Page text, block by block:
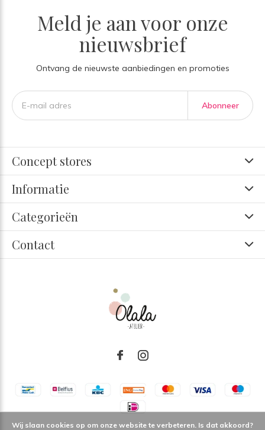
Meld je aan voor onze
nieuwsbrief
Ontvang de nieuwste aanbiedingen en promoties
Abonneer
Concept stores
Informatie
Categorieën
Contact
Wij slaan cookies op om onze website te verbeteren. Is dat akkoord?